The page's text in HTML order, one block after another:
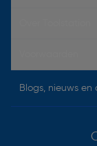
Blogs, nieuws en